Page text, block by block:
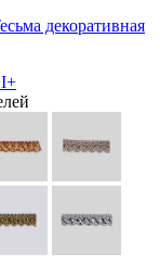
декоративная